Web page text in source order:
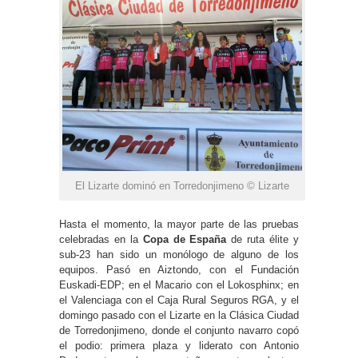
El Lizarte dominó en Torredonjimeno © Lizarte
Hasta el momento, la mayor parte de las pruebas
celebradas en la Copa de Españade ruta élite y
sub-23 han sido un monólogo de alguno de los
equipos. Pasó en Aiztondo, con el Fundación
Euskadi-EDP; en el Macario con el Lokosphinx; en
el Valenciaga con el Caja Rural Seguros RGA, y el
domingo pasado con el Lizarte en la Clásica Ciudad
de Torredonjimeno, donde el conjunto navarro copó
el podio: primera plaza y liderato con Antonio